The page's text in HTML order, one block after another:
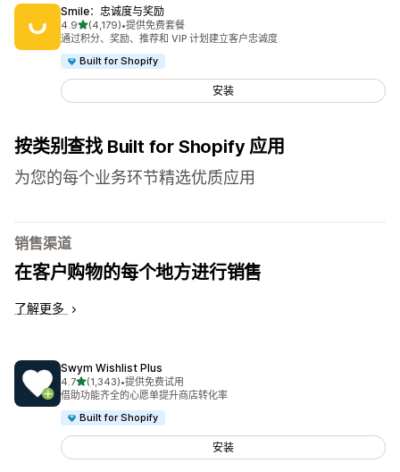
Smile：忠诚度与奖励
4.9星（满分 5 星）
(4,179)
总共 4179 条评论
•提供免费套餐
通过积分、奖励、推荐和 VIP 计划建立客户忠诚度
Built for Shopify
安装
按类别查找 Built for Shopify 应用
为您的每个业务环节精选优质应用
销售渠道
在客户购物的每个地方进行销售
了解更多
Swym Wishlist Plus
4.7星（满分 5 星）
(1,343)
总共 1343 条评论
•提供免费试用
借助功能齐全的心愿单提升商店转化率
Built for Shopify
安装